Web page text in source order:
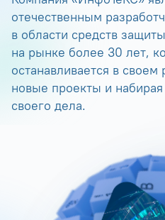
отечественным
в области средств
на рынке более 30 лет,
останавливается в своем
новые проекты и
своего дела.